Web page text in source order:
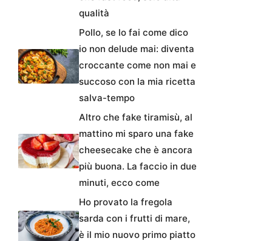
qualità
Pollo, se lo fai come dico
io non delude mai: diventa
croccante come non mai e
succoso con la mia ricetta
salva-tempo
Altro che fake tiramisù, al
mattino mi sparo una fake
cheesecake che è ancora
più buona. La faccio in due
minuti, ecco come
Ho provato la fregola
sarda con i frutti di mare,
è il mio nuovo primo piatto